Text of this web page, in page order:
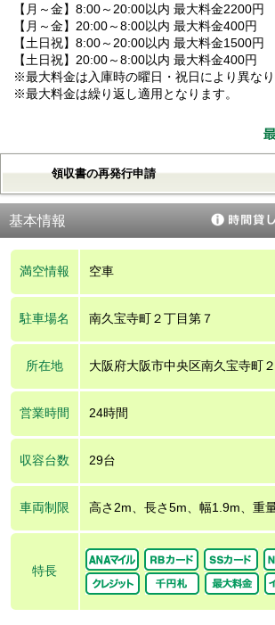
【月～金】8:00～20:00以内 最大料金2200円
【月～金】20:00～8:00以内 最大料金400円
【土日祝】8:00～20:00以内 最大料金1500円
【土日祝】20:00～8:00以内 最大料金400円
※最大料金は入庫時の曜日・祝日により異なり
※最大料金は繰り返し適用となります。
領収書の再発行申請
基本情報
満空情報 空車
駐車場名 南久宝寺町２丁目第７
所在地 大阪府大阪市中央区南久宝寺町
営業時間 24時間
収容台数 29台
車両制限 高さ2m、長さ5m、幅1.9m、重
特長